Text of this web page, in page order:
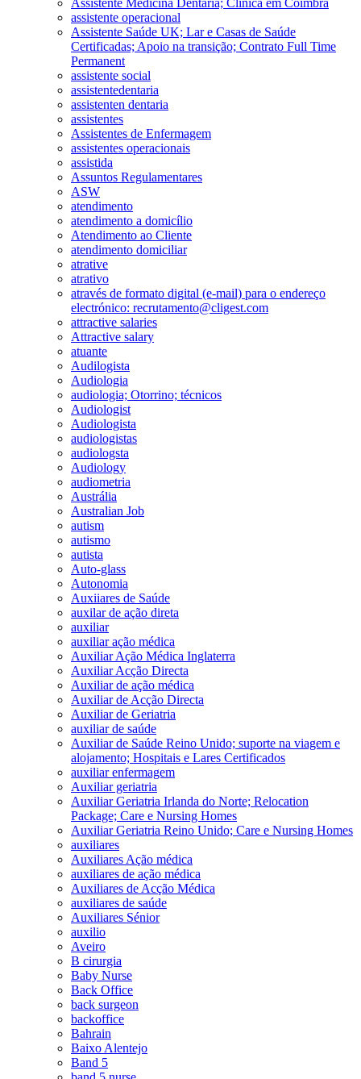
assistente operacional
Assistente Saúde UK; Lar e Casas de Saúde
Certificadas; Apoio na transição; Contrato Full Time
Permanent
assistente social
assistentedentaria
assistenten dentaria
assistentes
Assistentes de Enfermagem
assistentes operacionais
assistida
Assuntos Regulamentares
ASW
atendimento
atendimento a domicílio
Atendimento ao Cliente
atendimento domiciliar
atrative
atrativo
através de formato digital (e-mail) para o endereço
electrónico: recrutamento@cligest.com
attractive salaries
Attractive salary
atuante
Audilogista
Audiologia
audiologia; Otorrino; técnicos
Audiologist
Audiologista
audiologistas
audiologsta
Audiology
audiometria
Austrália
Australian Job
autism
autismo
autista
Auto-glass
Autonomia
Auxiiares de Saúde
auxilar de ação direta
auxiliar
auxiliar ação médica
Auxiliar Ação Médica Inglaterra
Auxiliar Acção Directa
Auxiliar de ação médica
Auxiliar de Acção Directa
Auxiliar de Geriatria
auxiliar de saúde
Auxiliar de Saúde Reino Unido; suporte na viagem e
alojamento; Hospitais e Lares Certificados
auxiliar enfermagem
Auxiliar geriatria
Auxiliar Geriatria Irlanda do Norte; Relocation
Package; Care e Nursing Homes
Auxiliar Geriatria Reino Unido; Care e Nursing Homes
auxiliares
Auxiliares Ação médica
auxiliares de ação médica
Auxiliares de Acção Médica
auxiliares de saúde
Auxiliares Sénior
auxilio
Aveiro
B cirurgia
Baby Nurse
Back Office
back surgeon
backoffice
Bahrain
Baixo Alentejo
Band 5